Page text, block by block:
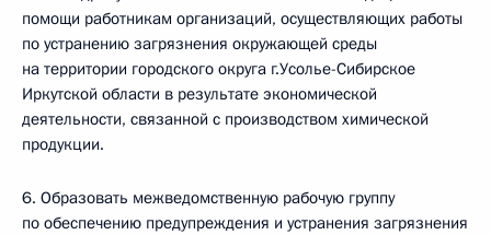
помощи работникам организаций, осуществляющих работы
по устранению загрязнения окружающей среды
на территории городского округа г.Усолье-Сибирское
Иркутской области в результате экономической
деятельности, связанной с производством химической
продукции.
6. Образовать межведомственную рабочую группу
по обеспечению предупреждения и устранения загрязнения